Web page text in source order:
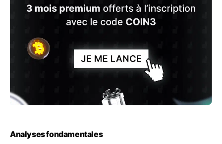
Analyses fondamentales